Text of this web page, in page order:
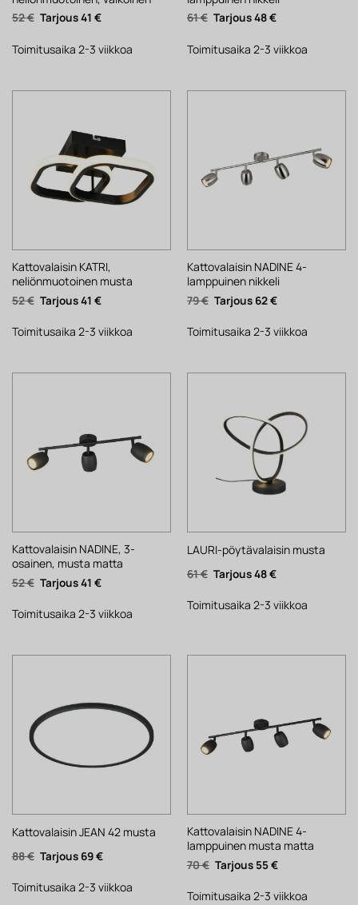
52€ Alkuperäinen
hinta
52 €.
41 €Nykyinen
41 €.
Toimitusaika 2-3 viikkoa
61€ Alkuperäinen
hinta
61 €.
48€Nykyinen
48 €.
Toimitusaika 2-3 viikkoa
Kattovalaisin KATRI,
neliönmuotoinen musta
52€ Alkuperäinen
hinta
52 €.
41 €Nykyinen
41 €.
Toimitusaika 2-3 viikkoa
Kattovalaisin NADINE 4-
lamppuinen nikkeli
79€ Alkuperäinen
hinta
79 €.
62€Nykyinen
62 €.
Toimitusaika 2-3 viikkoa
Kattovalaisin NADINE, 3-
osainen, musta matta
52€ Alkuperäinen
hinta
52 €.
41 €Nykyinen
41 €.
Toimitusaika 2-3 viikkoa
LAURI-pöytävalaisin musta
61€ Alkuperäinen
hinta
61 €.
48€Nykyinen
48 €.
Toimitusaika 2-3 viikkoa
Kattovalaisin JEAN 42 musta
88€ Alkuperäinen
hinta
88 €.
69€Nykyinen
69 €.
Toimitusaika 2-3 viikkoa
Kattovalaisin NADINE 4-
lamppuinen musta matta
70€ Alkuperäinen
hinta
70 €.
55€Nykyinen
55 €.
Toimitusaika 2-3 viikkoa